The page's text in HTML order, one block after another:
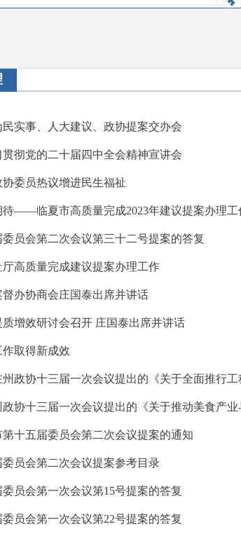
民实事、人大建议、政协提案交办会
彻党的二十届四中全会精神宣讲会
委员热议增进民生福祉
待——临夏市高质量完成2023年建议提案办理工
员会第二次会议第三十二号提案的答复
厅高质量完成建议提案办理工作
办协商会庄国泰出席并讲话
增效研讨会召开 庄国泰出席并讲话
取得新成效
十五届委员会第二次会议提案的通知
员会第二次会议提案参考目录
员会第一次会议第15号提案的答复
员会第一次会议第22号提案的答复